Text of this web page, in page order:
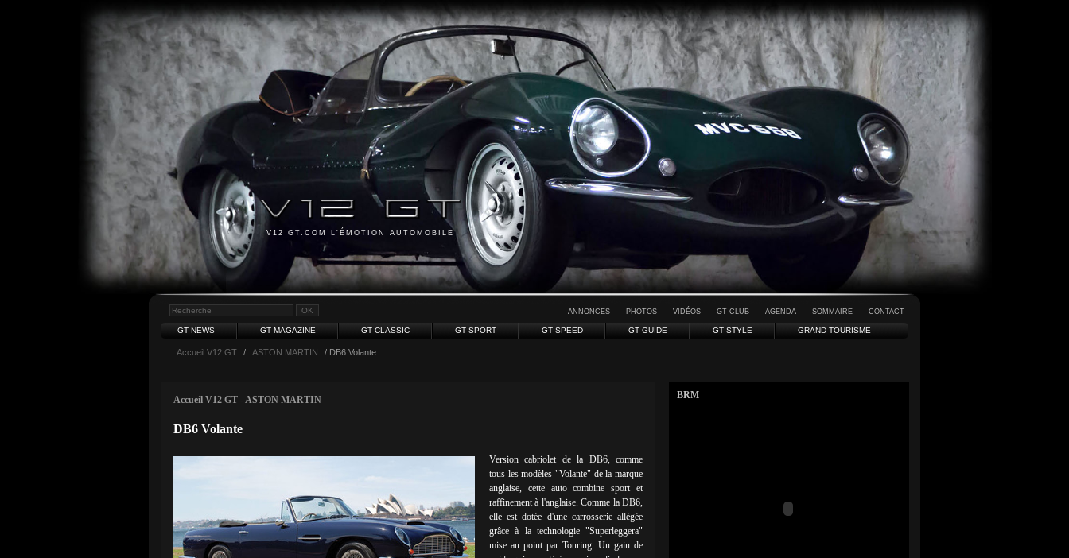
V12 GT.COM L'ÉMOTION AUTOMOBILE
ANNONCES PHOTOS VIDÉOS GT CLUB AGENDA SOMMAIRE CONTACT
GT NEWS GT MAGAZINE GT CLASSIC GT SPORT GT SPEED GT GUIDE GT STYLE GRAND TOURISME
Accueil V12 GT / ASTON MARTIN / DB6 Volante
Accueil V12 GT -ASTON MARTIN
DB6 Volante
Version cabriolet de la DB6, comme
tous les modèles "Volante" de la marque
anglaise, cette auto combine sport et
raffinement à l'anglaise. Comme la DB6,
elle est dotée d'une carrosserie allégée
grâce à la technologie "Superleggera"
mise au point par Touring. Un gain de
BRM